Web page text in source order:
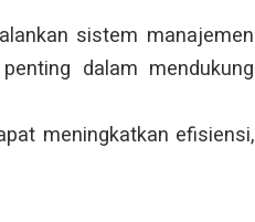
sistem manajemen
dalam mendukung
meningkatkan efisiensi,